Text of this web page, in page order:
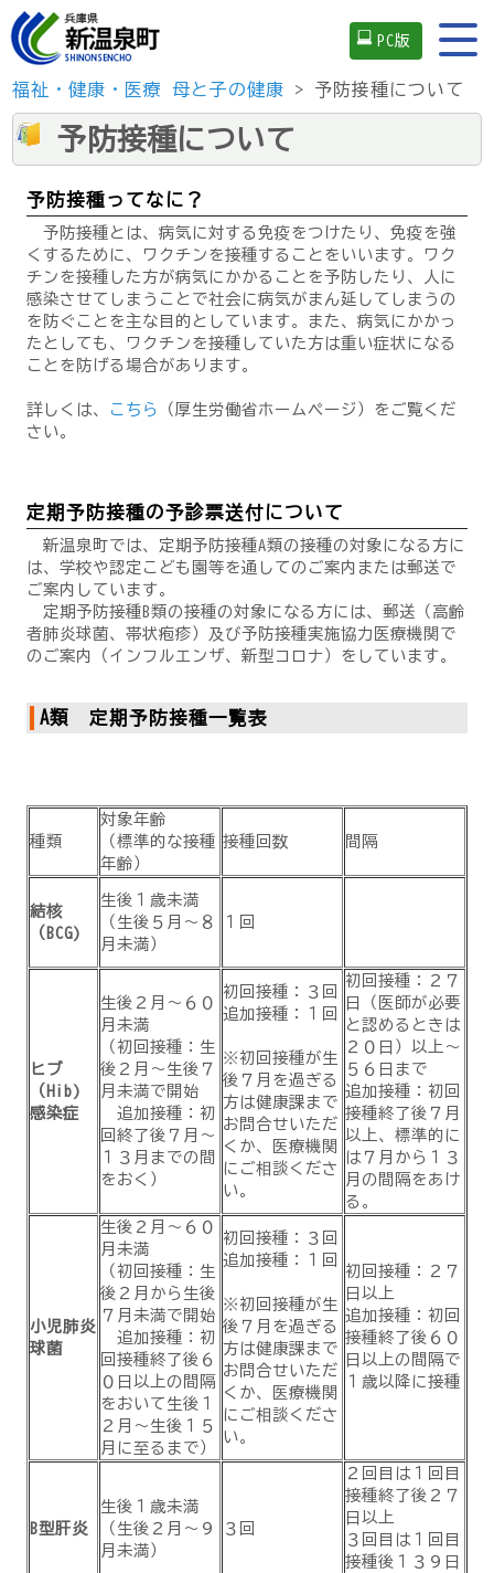
PC版
福祉・健康・医療 母と子の健康 > 予防接種について
予防接種について
予防接種ってなに？
予防接種とは、病気に対する免疫をつけたり、免疫を強
くするために、ワクチンを接種することをいいます。ワク
チンを接種した方が病気にかかることを予防したり、人に
感染させてしまうことで社会に病気がまん延してしまうの
を防ぐことを主な目的としています。また、病気にかかっ
たとしても、ワクチンを接種していた方は重い症状になる
ことを防げる場合があります。
詳しくは、 こちら
（厚生労働省ホームページ）をご覧くだ
さい。
定期予防接種の予診票送付について
新温泉町では、定期予防接種A類の接種の対象になる方に
は、学校や認定こども園等を通してのご案内または郵送で
ご案内しています。
定期予防接種B類の接種の対象になる方には、郵送（高齢
者肺炎球菌、帯状疱疹）及び予防接種実施協力医療機関で
のご案内（インフルエンザ、新型コロナ）をしています。
A類 定期予防接種一覧表
種類
対象年齢
（標準的な接種
年齢）
接種回数 間隔
結核
（BCG)
生後１歳未満
（生後５月～８
月未満）
１回
ヒブ
（Hib)
感染症
生後２月～６０
月未満
（初回接種：生
後２月～生後７
月未満で開始
追加接種：初
回終了後７月～
１３月までの間
をおく）
初回接種：３回
追加接種：１回
※初回接種が生
後７月を過ぎる
方は健康課まで
お問合せいただ
くか、医療機関
にご相談くださ
い。
初回接種：２７
日（医師が必要
と認めるときは
２０日）以上～
５６日まで
追加接種：初回
接種終了後７月
以上、標準的に
は７月から１３
月の間隔をあけ
る。
小児肺炎
球菌
生後２月～６０
月未満
（初回接種：生
後２月から生後
７月未満で開始
追加接種：初
回接種終了後６
０日以上の間隔
をおいて生後１
２月～生後１５
月に至るまで）
初回接種：３回
追加接種：１回
※初回接種が生
後７月を過ぎる
方は健康課まで
お問合せいただ
くか、医療機関
にご相談くださ
い。
初回接種：２７
日以上
追加接種：初回
接種終了後６０
日以上の間隔で
１歳以降に接種
B型肝炎
生後１歳未満
（生後２月～９
月未満）
３回
２回目は１回目
接種終了後２７
日以上
３回目は１回目
接種後１３９日